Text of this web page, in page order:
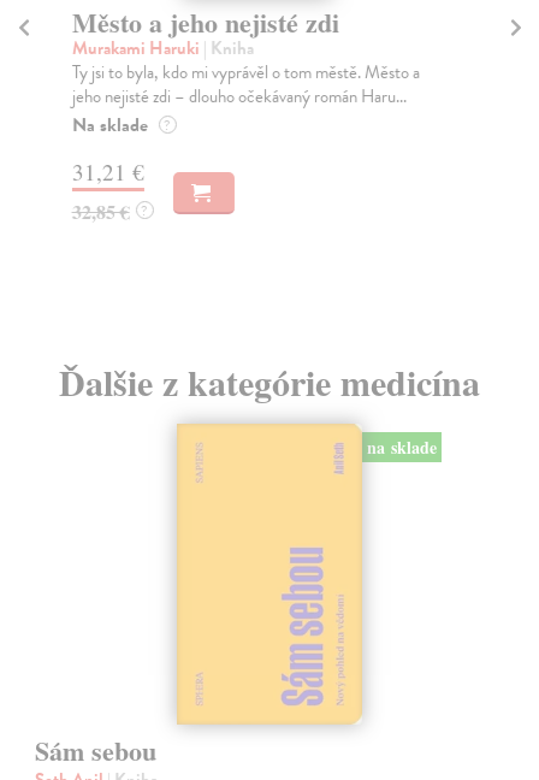
Město a jeho nejisté zdi
Murakami Haruki | Kniha
Ty jsi to byla, kdo mi vyprávěl o tom městě. Město a
jeho nejisté zdi – dlouho očekávaný román Haru...
Na sklade ?
31,21 €
32,85 € ?
Ďalšie z kategórie medicína
na sklade
Sám sebou